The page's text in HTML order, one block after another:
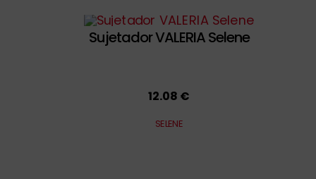
Sujetador VALERIA Selene
12.08 €
SELENE